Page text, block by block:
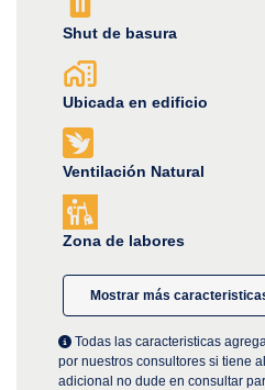
Shut de basura
Ubicada en edificio
Ventilación Natural
Zona de labores
Mostrar más
Todas las caracteristicas
por nuestros consultores si tiene
adicional no dude en consultar